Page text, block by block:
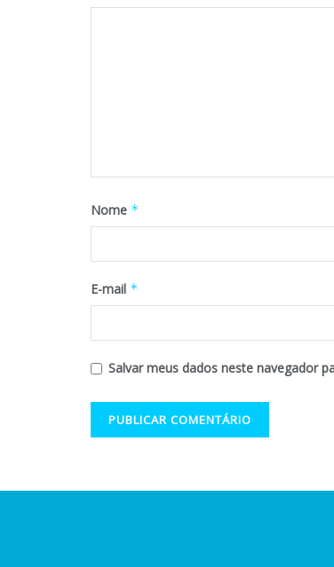
Nome *
E-mail *
Salvar meus dados neste navegador